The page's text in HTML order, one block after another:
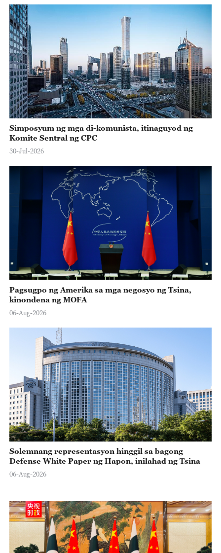
Simposyum ng mga di-komunista, itinaguyod ng
Komite Sentral ng CPC
30-Jul-2026
Pagsugpo ng Amerika sa mga negosyo ng Tsina,
kinondena ng MOFA
06-Aug-2026
Solemnang representasyon hinggil sa bagong
Defense White Paper ng Hapon, inilahad ng Tsina
06-Aug-2026